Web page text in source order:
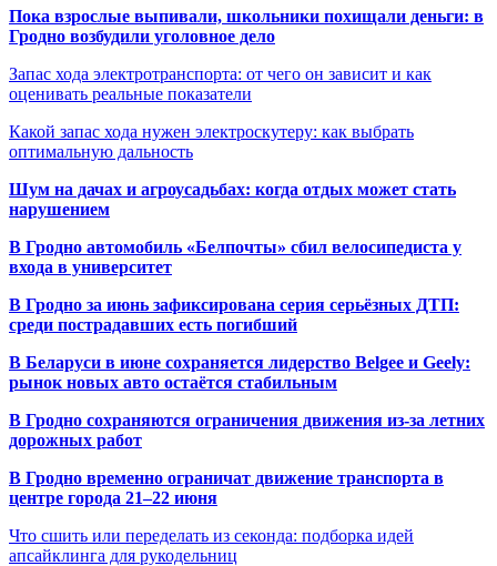
Пока взрослые выпивали, школьники похищали деньги: в
Гродно возбудили уголовное дело
Запас хода электротранспорта: от чего он зависит и как
оценивать реальные показатели
Какой запас хода нужен электроскутеру: как выбрать
оптимальную дальность
Шум на дачах и агроусадьбах: когда отдых может стать
нарушением
В Гродно автомобиль «Белпочты» сбил велосипедиста у
входа в университет
В Гродно за июнь зафиксирована серия серьёзных ДТП:
среди пострадавших есть погибший
В Беларуси в июне сохраняется лидерство Belgee и Geely:
рынок новых авто остаётся стабильным
В Гродно сохраняются ограничения движения из-за летних
дорожных работ
В Гродно временно ограничат движение транспорта в
центре города 21–22 июня
Что сшить или переделать из секонда: подборка идей
апсайклинга для рукодельниц